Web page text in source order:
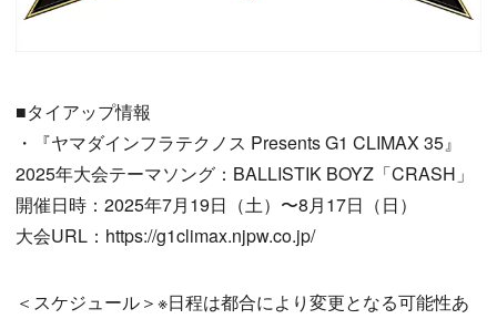
■タイアップ情報
・『ヤマダインフラテクノス Presents G1 CLIMAX 35』
2025年大会テーマソング：BALLISTIK BOYZ「CRASH」
開催日時：2025年7月19日（土）〜8月17日（日）
大会URL：https://g1climax.njpw.co.jp/
＜スケジュール＞※日程は都合により変更となる可能性あ